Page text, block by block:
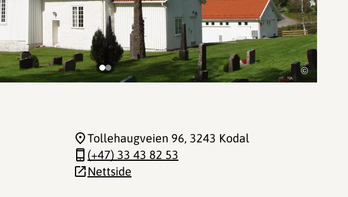
©
Tollehaugveien 96, 3243 Kodal
(+47) 33 43 82 53
Nettside